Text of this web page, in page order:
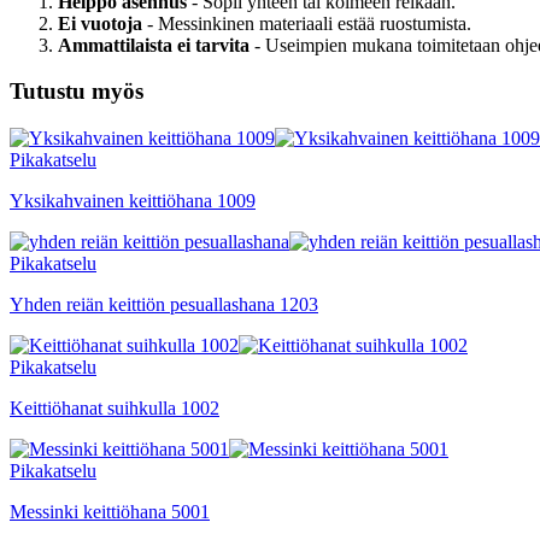
Ei vuotoja - Messinkinen materiaali estää ruostumista.
Ammattilaista ei tarvita - Useimpien mukana toimitetaan
Tutustu myös
Pikakatselu
Yksikahvainen keittiöhana 1009
Pikakatselu
Yhden reiän keittiön pesuallashana 1203
Pikakatselu
Keittiöhanat suihkulla 1002
Pikakatselu
Messinki keittiöhana 5001